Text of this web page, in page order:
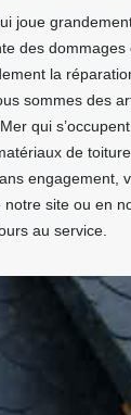
joue
des
la
sommes des
qui
de
engagement,
site ou en
au service.